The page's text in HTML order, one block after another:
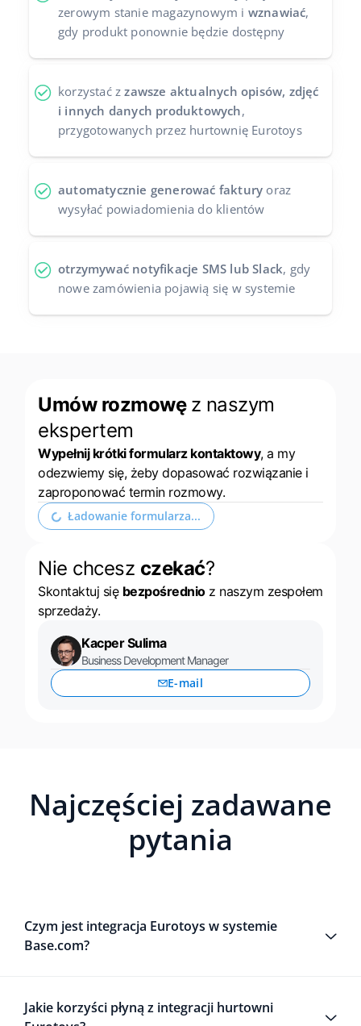
zerowym stanie magazynowym i wznawiać,
gdy produkt ponownie będzie dostępny
korzystać zzawsze aktualnych opisów, zdjęć
i innych danych produktowych,
przygotowanych przez hurtownię Eurotoys
automatycznie generować faktury oraz
wysyłać powiadomienia do klientów
otrzymywać notyfikacje SMS lub Slack, gdy
nowe zamówienia pojawią się w systemie
Umów rozmowę z naszym
ekspertem
Wypełnij krótki formularz kontaktowy, a my
odezwiemy się, żeby dopasować rozwiązanie i
zaproponować termin rozmowy.
Ładowanie formularza...
Nie chcesz czekać?
Skontaktuj się bezpośrednioz naszym zespołem
sprzedaży.
Kacper Sulima
Business Development Manager
E-mail
Najczęściej zadawane
pytania
Czym jest integracja Eurotoys w systemie
Base.com?
Jakie korzyści płyną z integracji hurtowni